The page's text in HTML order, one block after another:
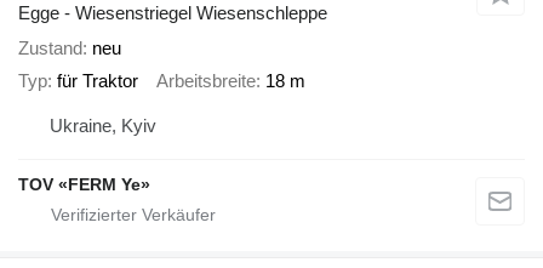
Egge - Wiesenstriegel Wiesenschleppe
Zustand neu
Typ für Traktor Arbeitsbreite 18 m
Ukraine, Kyiv
TOV «FERM Ye»